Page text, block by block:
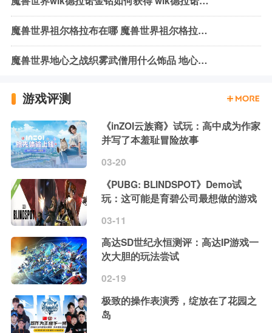
魔兽世界祖尔格拉布在哪 魔兽世界祖尔格拉布位置介绍
魔兽世界地心之战织雾武僧用什么饰品 地心之战织雾武僧饰品推荐
游戏评测
《inZOI云族裔》试玩：高中成为作家
并写了本羞耻冒险故事
03-20
《PUBG: BLINDSPOT》Demo试
玩：这可能是育碧公司最想做的游戏
03-11
高达SD世纪永恒测评：高达IP游戏一
次大胆的玩法尝试
02-19
极致的操作表演秀，绽放在了花园之
岛